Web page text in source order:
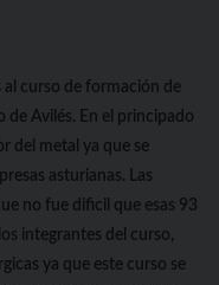
al curso de formación de
Avilés. En el principado
del metal ya que se
asturianas. Las
no fue dificil que esas 93
integrantes del curso,
ya que este curso se